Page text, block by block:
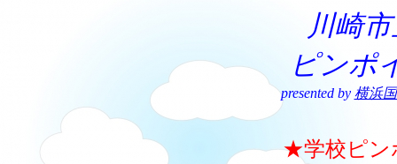
川崎
ピンポ
presented by 横浜
★学校ピン